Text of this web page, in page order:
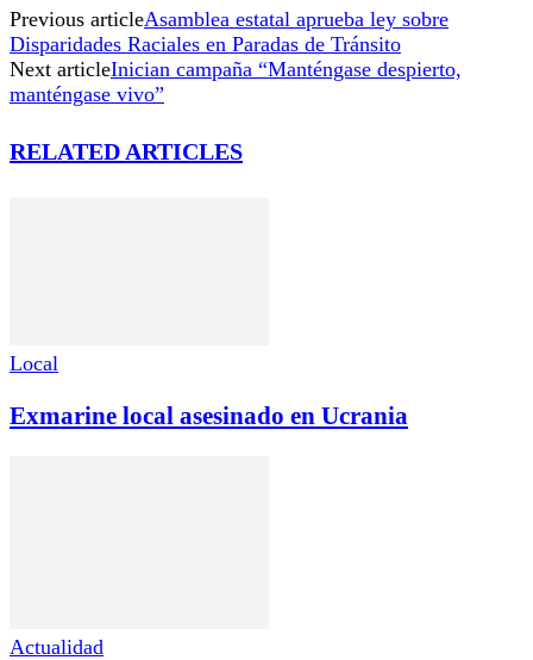
Previous articleAsamblea estatal aprueba ley sobre
Disparidades Raciales en Paradas de Tránsito
Next articleInician campaña “Manténgase despierto,
manténgase vivo”
RELATED ARTICLES
Local
Exmarine local asesinado en Ucrania
Actualidad